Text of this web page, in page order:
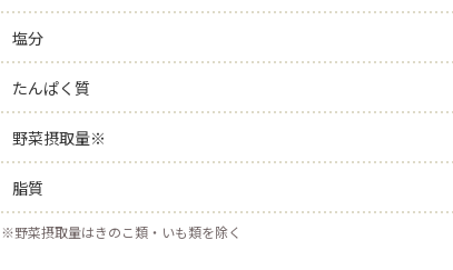
塩分
たんぱく質
野菜摂取量※
脂質
※野菜摂取量はきのこ類・いも類を除く